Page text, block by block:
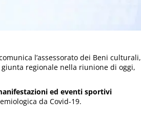
l’assessorato dei Beni culturali,
regionale nella riunione di oggi,
ed eventi sportivi
da Covid-19.